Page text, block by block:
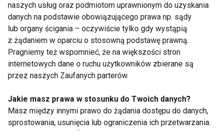
Dlatego najlepsze efekty daje połączenie
regularnego picia wody z dietą bogatą w świeże
warzywa, owoce oraz fermentowane produkty
mleczne.
Jak komponować posiłki w upały?
Latem warto wybierać lekkie dania, które nie
obciążają układu pokarmowego. Świetnym
rozwiązaniem są sałatki z pomidorami i ogórkami,
naszych usług oraz podmiotom uprawnionym do uzyskania
danych na podstawie obowiązującego prawa np. sądy
lub organy ścigania – oczywiście tylko gdy wystąpią
z żądaniem w oparciu o stosowną podstawę prawną.
Pragniemy też wspomnieć, że na większości stron
internetowych dane o ruchu użytkowników zbierane są
przez naszych Zaufanych parterów.
Jakie masz prawa w stosunku do Twoich danych?
Masz między innymi prawo do żądania dostępu do danych,
sprostowania, usunięcia lub ograniczenia ich przetwarzania.